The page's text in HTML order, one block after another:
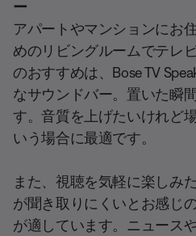
ー
アパートやマンションにお
めのリビングルームでテレ
のおすすめは、Bose TV
なサウンドバー。置いた瞬
す。音質を上げたいけれど
いう場合に最適です。
また、視聴を気軽に楽しみ
が聞き取りにくいとお感じ
が適しています。ニュース